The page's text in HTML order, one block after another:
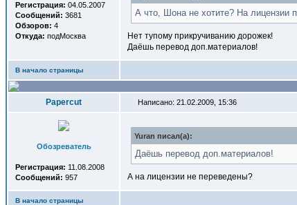
Регистрация: 04.05.2007
Сообщений: 3681
Обзоров: 4
Откуда: подМосква
А что, Шона не хотите? На лицензии
Нет тупому прикручиванию дорожек!
Даёшь перевод доп.материалов!
В начало страницы
Papercut Написано: 21.02.2009, 15:36
Обозреватель
Регистрация: 11.08.2008
Сообщений: 957
Yuran писал(a):
Даёшь перевод доп.материалов!
А на лицензии не переведены?
В начало страницы